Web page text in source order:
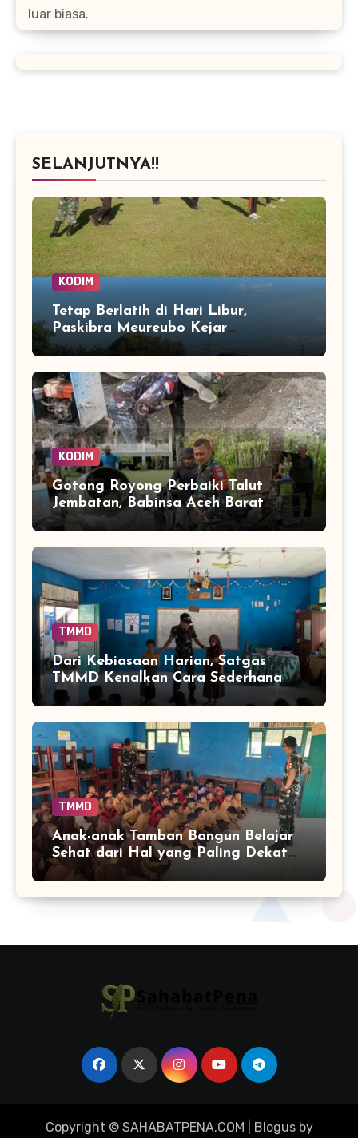
luar biasa.
SELANJUTNYA!!
KODIM
Tetap Berlatih di Hari Libur,
Paskibra Meureubo Kejar
Kekompakan Jelang 17 Agustus
KODIM
Gotong Royong Perbaiki Talut
Jembatan, Babinsa Aceh Barat
Bantu Pulihkan Akses Warga
TMMD
Dari Kebiasaan Harian, Satgas
TMMD Kenalkan Cara Sederhana
Mencegah Penyakit Sejak Dini
TMMD
Anak-anak Tamban Bangun Belajar
Sehat dari Hal yang Paling Dekat
dengan Keseharian
Copyright © SAHABATPENA.COM Blogusby